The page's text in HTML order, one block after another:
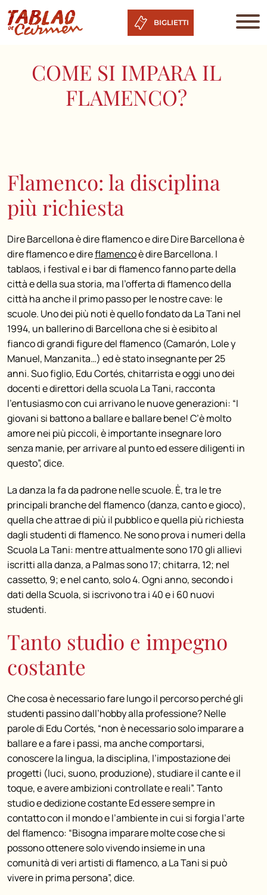
BIGLIETTI
COME SI IMPARA IL
FLAMENCO?
Flamenco: la disciplina
più richiesta
Dire Barcellona è dire flamenco e dire Dire Barcellona è
dire flamenco e direflamencoè dire Barcellona. I
tablaos, i festival e i bar di flamenco fanno parte della
città e della sua storia, ma l’offerta di flamenco della
città ha anche il primo passo per le nostre cave: le
scuole. Uno dei più noti è quello fondato da La Tani nel
1994, un ballerino di Barcellona che si è esibito al
fianco di grandi figure del flamenco (Camarón, Lole y
Manuel, Manzanita…) ed è stato insegnante per 25
anni. Suo figlio, Edu Cortés, chitarrista e oggi uno dei
docenti e direttori della scuola La Tani, racconta
l’entusiasmo con cui arrivano le nuove generazioni: “I
giovani si battono a ballare e ballare bene! C’è molto
amore nei più piccoli, è importante insegnare loro
senza manie, per arrivare al punto ed essere diligenti in
questo”, dice.
La danza la fa da padrone nelle scuole. È, tra le tre
principali branche del flamenco (danza, canto e gioco),
quella che attrae di più il pubblico e quella più richiesta
dagli studenti di flamenco. Ne sono prova i numeri della
Scuola La Tani: mentre attualmente sono 170 gli allievi
iscritti alla danza, a Palmas sono 17; chitarra, 12; nel
cassetto, 9; e nel canto, solo 4. Ogni anno, secondo i
dati della Scuola, si iscrivono tra i 40 e i 60 nuovi
studenti.
Tanto studio e impegno
costante
Che cosa è necessario fare lungo il percorso perché gli
studenti passino dall’hobby alla professione? Nelle
parole di Edu Cortés, “non è necessario solo imparare a
ballare e a fare i passi, ma anche comportarsi,
conoscere la lingua, la disciplina, l’impostazione dei
progetti (luci, suono, produzione), studiare il cante e il
toque, e avere ambizioni controllate e reali”. Tanto
studio e dedizione costante Ed essere sempre in
contatto con il mondo e l’ambiente in cui si forgia l’arte
del flamenco: “Bisogna imparare molte cose che si
possono ottenere solo vivendo insieme in una
comunità di veri artisti di flamenco, a La Tani si può
vivere in prima persona”, dice.